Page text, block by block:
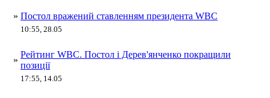
» Постол вражений ставленням президента WBC
10:55, 28.05
»
Рейтинг WBC. Постол і Дерев'янченко покращили
позиції
17:55, 14.05